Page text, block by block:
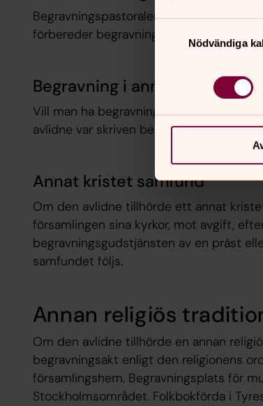
Nödvändiga
Begravningspastoralen innehåller bland
förbereder begravningar och en
Begravning i annan
Vill man ha begravningsgudstjänst i en
avlidne var skriven bekostas detta av
Annat kristet samfund
Om den avlidne tillhörde ett annat
församlingen sina kyrkor, mot avgift,
begravningsgudstjänsten av en präst
samfundet följs.
Annan religiös
Om den avlidne tillhörde en annan
begravningsakt enligt den religionens
församlingshem. Begravningsplats för
Stockholmsområdet. Folkbokförda i